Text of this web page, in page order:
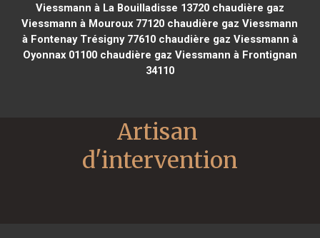
Viessmann à La Bouilladisse 13720chaudière gaz
Viessmann à Mouroux 77120 chaudière gaz Viessmann
à Fontenay Trésigny 77610chaudière gaz Viessmann à
Oyonnax 01100chaudière gaz Viessmann à Frontignan
34110
Artisan
d'intervention